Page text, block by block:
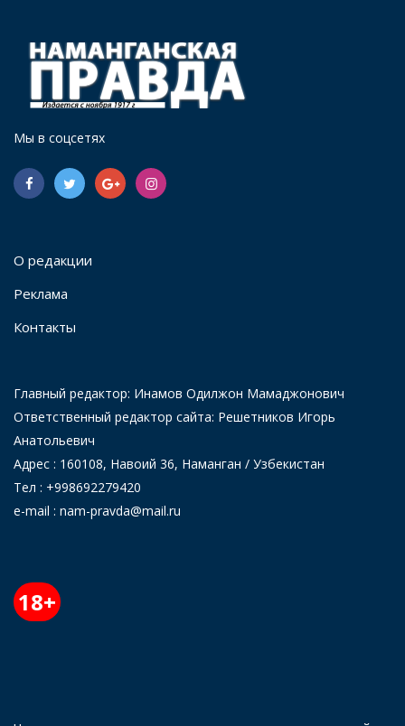
Мы в соцсетях
О редакции
Реклама
Контакты
Главный редактор: Инамов Одилжон Мамаджонович
Ответственный редактор сайта: Решетников Игорь
Анатольевич
Адрес : 160108, Навоий 36, Наманган / Узбекистан
Тел : +998692279420
e-mail : nam-pravda@mail.ru
18+